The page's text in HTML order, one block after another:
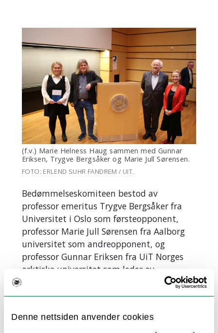
Denne nettsiden anvender cookies
(f.v.) Marie Helness Haug sammen med Gunnar
Eriksen, Trygve Bergsåker og Marie Jull Sørensen.
FOTO: ERLEND SUHR FANDREM / UIT.
Bedømmelseskomiteen bestod av
professor emeritus Trygve Bergsåker fra
Universitet i Oslo som førsteopponent,
professor Marie Jull Sørensen fra Aalborg
universitet som andreopponent, og
professor Gunnar Eriksen fra UiT Norges
arktiske universitet som leder av
forskning, professor Magne Frostad, ved